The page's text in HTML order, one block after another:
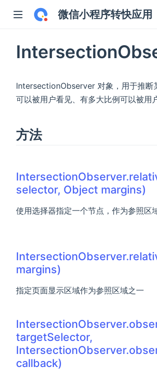
微信小程序转快应用
IntersectionObserver 对象，用于推断
可以被用户看见、有多大比例可以被用
方法
selector, Object margins)
使用选择器指定一个节点，作为参照区
margins)
指定页面显示区域作为参照区域之一
targetSelector,
callback)